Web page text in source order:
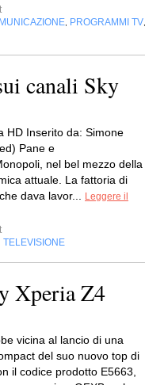
PROGRAMMI TV
canali Sky
HD Inserito da: Simone
Pane e
nel bel mezzo della
attuale. La fattoria di
dava lavor...
Leggere il
TELEVISIONE
Xperia Z4
vicina al lancio di una
del suo nuovo top di
il codice prodotto E5663,